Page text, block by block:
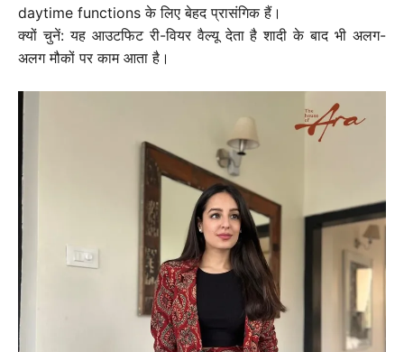
daytime functions के लिए बेहद प्रासंगिक हैं।
क्यों चुनें: यह आउटफिट री-वियर वैल्यू देता है शादी के बाद भी अलग-
अलग मौकों पर काम आता है।